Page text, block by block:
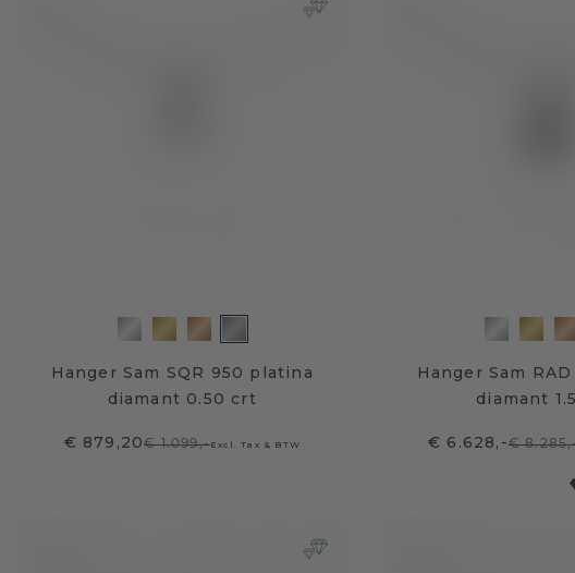
Hanger Sam SQR 950 platina
diamant 0.50 crt
€ 879,20€ 1.099,-Excl. Tax & BTW
Hanger Sam
diamant
€ 6.628,-€